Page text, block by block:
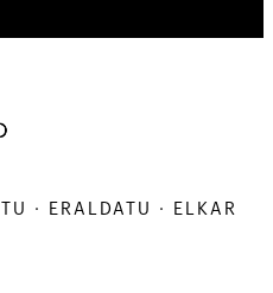
· ERALDATU ·